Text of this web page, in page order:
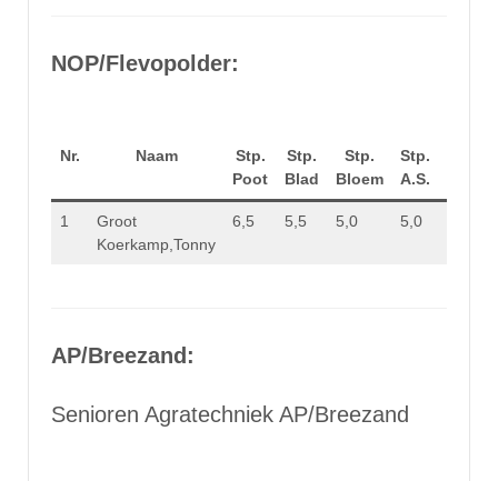
NOP/Flevopolder:
Nr. Naam
Stp.
Poot
Stp.
Blad
Stp.
Bloem
Stp.
A.S.
1
Groot
Koerkamp,Tonny
6,5 5,5 5,0 5,0
AP/Breezand:
Senioren Agratechniek AP/Breezand